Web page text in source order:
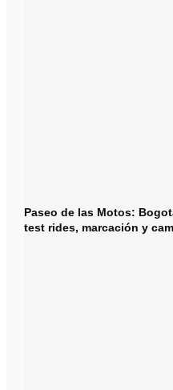
Paseo de las Motos:
test rides, marcación y